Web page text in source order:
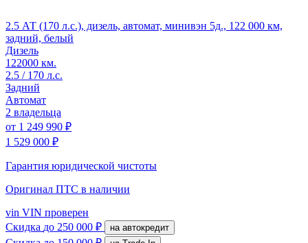
2.5 АТ (170 л.с.), дизель, автомат, минивэн 5д., 122 000 км,
задний, белый
Дизель
122000 км.
2.5 / 170 л.с.
Задний
Автомат
2 владельца
от 1 249 990 ₽
1 529 000 ₽
Гарантия юридической чистоты
Оригинал ПТС в наличии
vin VIN проверен
Скидка до 250 000 ₽ на автокредит